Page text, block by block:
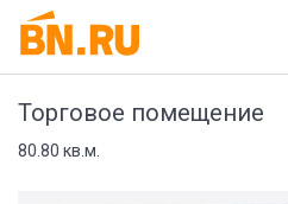
Торговое помещение
80.80 кв.м.